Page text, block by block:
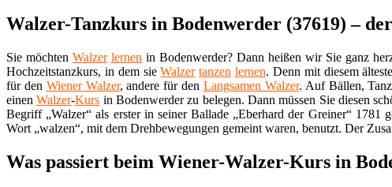
Walzer-Tanzkurs in Bodenwerder (37619) –
Sie möchten Walzer lernen in Bodenwerder? Dann heißen wir Sie ganz
Hochzeitstanzkurs, in dem sieWalzer tanzen lernen. Denn mit diesem
für den Wiener Walzer, andere für denLangsamen Walzer. Auf Bällen,
einenWalzer-Kurs in Bodenwerder zu belegen. Dann müssen Sie diesen
Begriff „Walzer“ als erster in seiner Ballade „Eberhard der Greiner“
Wort „walzen“, mit dem Drehbewegungen gemeint waren, benutzt. Der
Was passiert beim Wiener-Walzer-Kurs in